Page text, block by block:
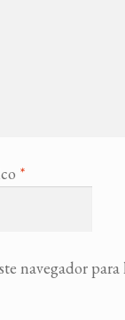
*
navegador